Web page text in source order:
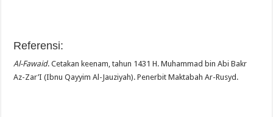
Referensi:
Al-Fawaid. Cetakan keenam, tahun 1431 H. Muhammad bin Abi Bakr
Az-Zar’I (Ibnu Qayyim Al-Jauziyah). Penerbit Maktabah Ar-Rusyd.